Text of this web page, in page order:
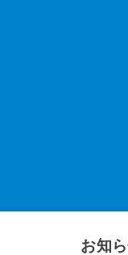
お知